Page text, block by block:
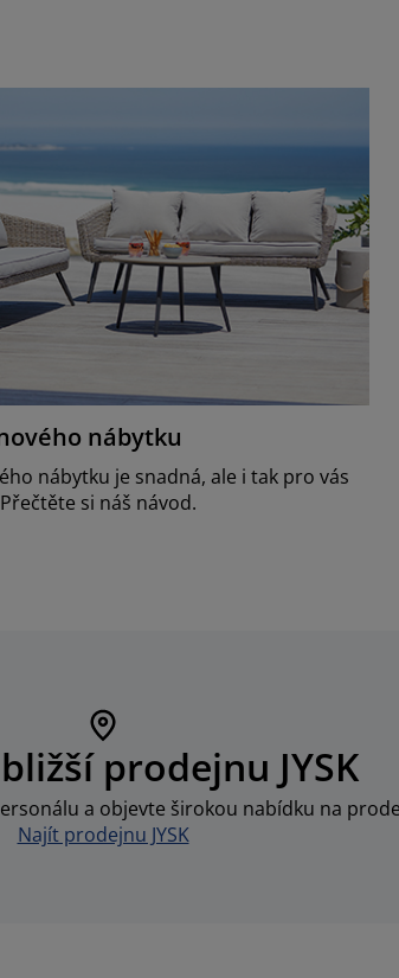
nábytku
nábytku je snadná, ale i tak pro vás
si náš návod.
prodejnu JYSK
a objevte širokou nabídku na
Najít prodejnu JYSK